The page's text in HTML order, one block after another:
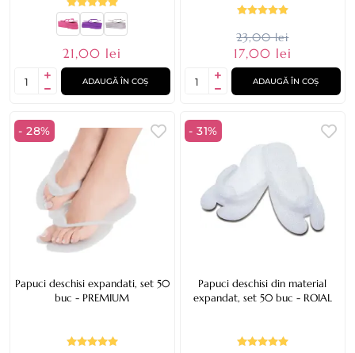
21,00 lei
ADAUGĂ ÎN COȘ
23,00 lei
17,00 lei
ADAUGĂ ÎN COȘ
- 28%
Papuci deschisi expandati, set 50
buc - PREMIUM
- 31%
Papuci deschisi din material
expandat, set 50 buc - ROIAL